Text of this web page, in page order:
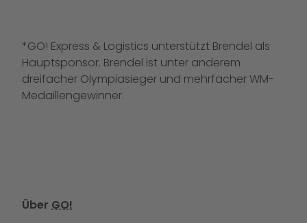
*GO! Express & Logistics unterstützt Brendel als
Hauptsponsor. Brendel ist unter anderem
dreifacher Olympiasieger und mehrfacher WM-
Medaillengewinner.
Über GO!